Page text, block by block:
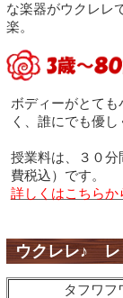
な楽器がウクレレ
楽。
ボディーがとて
く、誰にでも優し
授業料は、３０分
費税込）です。
詳しくはこちら
ウクレレ♪ レ
タフワフ